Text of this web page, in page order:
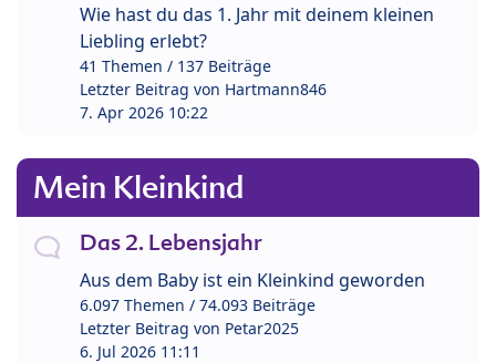
Wie hast du das 1. Jahr mit deinem kleinen
Liebling erlebt?
41 Themen / 137 Beiträge
Letzter Beitrag von Hartmann846
7. Apr 2026 10:22
Mein Kleinkind
Das 2. Lebensjahr
Aus dem Baby ist ein Kleinkind geworden
6.097 Themen / 74.093 Beiträge
Letzter Beitrag von Petar2025
6. Jul 2026 11:11